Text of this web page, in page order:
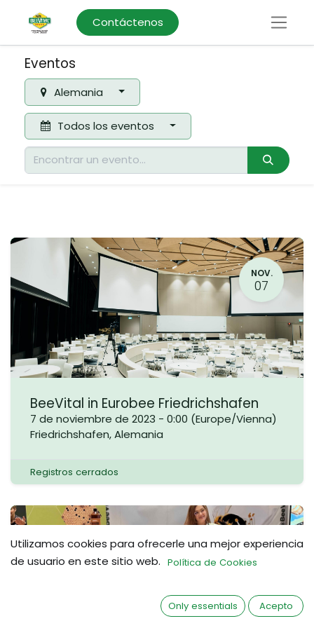
Contáctenos
Eventos
Alemania
Todos los eventos
NOV.
07
BeeVital in Eurobee Friedrichshafen
7 de noviembre de 2023 - 0:00 (Europe/Vienna)
Friedrichshafen,Alemania
Registros cerrados
ENE.
27
Utilizamos cookies para ofrecerle una mejor experiencia
de usuario en este sitio web. Política de Cookies
Only essentials Acepto